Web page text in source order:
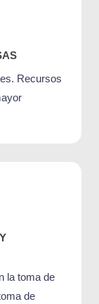
Recursos
la toma de
de